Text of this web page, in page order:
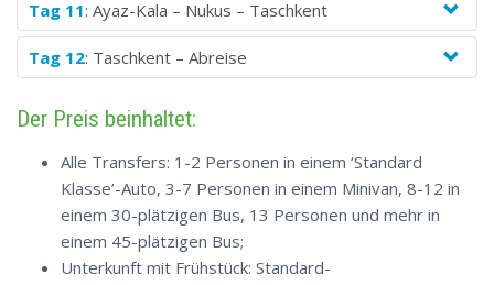
Tag 11: Ayaz-Kala – Nukus – Taschkent
Tag 12: Taschkent – Abreise
Der Preis beinhaltet:
Alle Transfers: 1-2 Personen in einem ‘Standard
Klasse’-Auto, 3-7 Personen in einem Minivan, 8-12 in
einem 30-plätzigen Bus, 13 Personen und mehr in
einem 45-plätzigen Bus;
Unterkunft mit Frühstück: Standard-